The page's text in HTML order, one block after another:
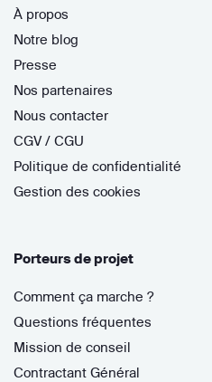
À propos
Notre blog
Presse
Nos partenaires
Nous contacter
CGV / CGU
Politique de confidentialité
Gestion des cookies
Porteurs de projet
Comment ça marche ?
Questions fréquentes
Mission de conseil
Contractant Général